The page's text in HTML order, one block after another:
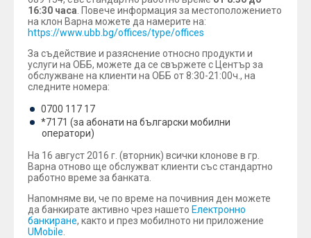
16:30 часа . Повече информация за местоположението
на клон Варна можете да намерите на:
https://www.ubb.bg/offices/type/offices
За съдействие и разяснение относно продукти и
услуги на ОББ, можете да се свържете с Център за
обслужване на клиенти на ОББ от 8:30-21:00ч., на
следните номера:
0700 117 17
*7171 (за абонати на български мобилни
оператори)
На 16 август 2016 г. (вторник) всички клонове в гр.
Варна отново ще обслужват клиенти със стандартно
работно време за банката.
Напомняме ви, че по време на почивния ден можете
да банкирате активно чрез нашето Електронно
банкиране, както и през мобилното ни приложение
UMobile